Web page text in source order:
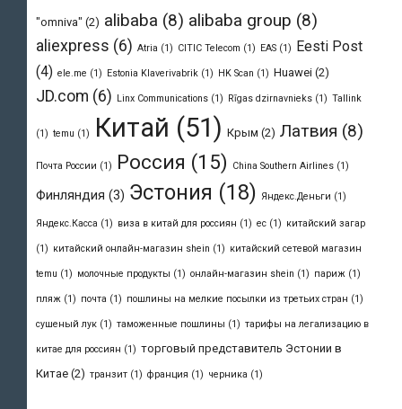
"omniva" (2) alibaba (8) alibaba group (8)
aliexpress (6) Atria (1) CITIC Telecom (1) EAS (1) Eesti Post
(4) ele.me (1) Estonia Klaverivabrik (1) HK Scan (1) Huawei (2)
JD.com (6) Linx Communications (1) Rīgas dzirnavnieks (1) Tallink
(1) temu (1) Китай (51) Крым (2) Латвия (8)
Почта России (1) Россия (15) Сhina Southern Airlines (1)
Финляндия (3) Эстония (18) Яндекс.Деньги (1)
Яндекс.Касса (1) виза в китай для россиян (1) ес (1) китайский загар
(1) китайский онлайн-магазин shein (1) китайский сетевой магазин
temu (1) молочные продукты (1) онлайн-магазин shein (1) париж (1)
пляж (1) почта (1) пошлины на мелкие посылки из третьих стран (1)
сушеный лук (1) таможенные пошлины (1) тарифы на легализацию в
китае для россиян (1) торговый представитель Эстонии в
Китае (2) транзит (1) франция (1) черника (1)